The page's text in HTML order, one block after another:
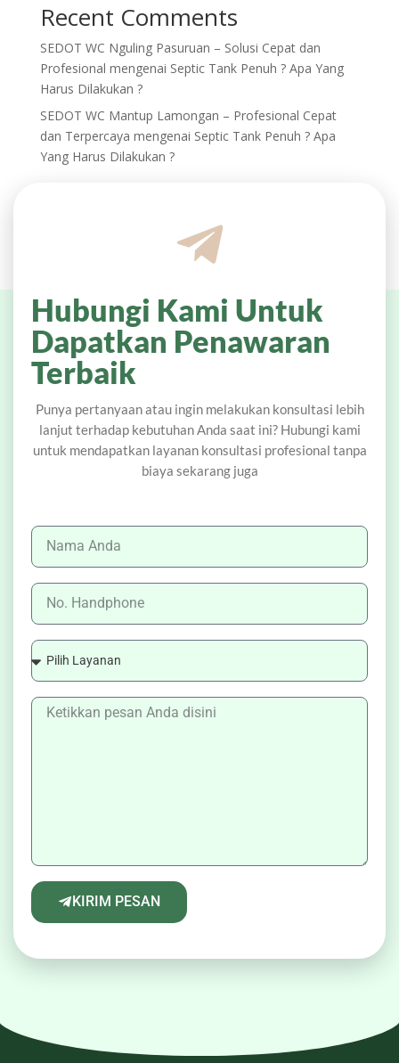
Recent Comments
SEDOT WC Nguling Pasuruan – Solusi Cepat dan
Profesional mengenai Septic Tank Penuh ? Apa Yang
Harus Dilakukan ?
SEDOT WC Mantup Lamongan – Profesional Cepat
dan Terpercaya mengenai Septic Tank Penuh ? Apa
Yang Harus Dilakukan ?
KIRIM PESAN
Hubungi Kami Untuk
Dapatkan Penawaran
Terbaik
Punya pertanyaan atau ingin melakukan konsultasi lebih
lanjut terhadap kebutuhan Anda saat ini? Hubungi kami
untuk mendapatkan layanan konsultasi profesional tanpa
biaya sekarang juga